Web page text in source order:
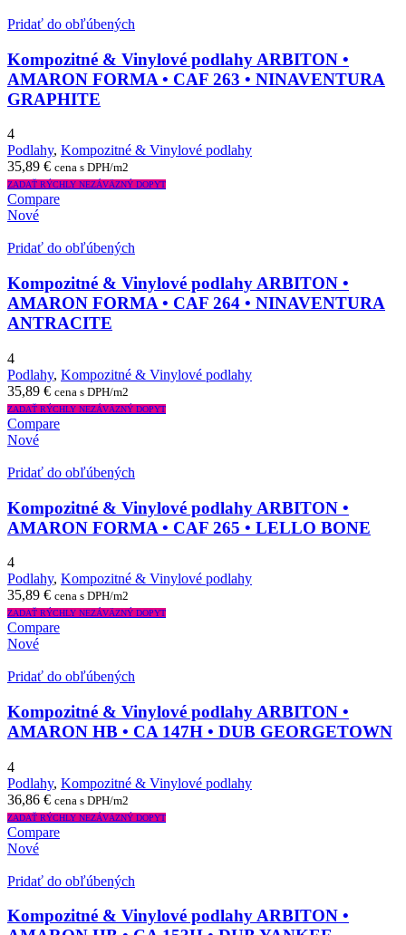
Pridať do obľúbených
Kompozitné & Vinylové podlahy ARBITON •
AMARON FORMA • CAF 263 • NINAVENTURA
GRAPHITE
4
Podlahy, Kompozitné & Vinylové podlahy
35,89 € cena s DPH/m2
ZADAŤ RÝCHLY NEZÁVÄZNÝ DOPYT
Compare
Nové
Pridať do obľúbených
Kompozitné & Vinylové podlahy ARBITON •
AMARON FORMA • CAF 264 • NINAVENTURA
ANTRACITE
4
Podlahy, Kompozitné & Vinylové podlahy
35,89 € cena s DPH/m2
ZADAŤ RÝCHLY NEZÁVÄZNÝ DOPYT
Compare
Nové
Pridať do obľúbených
Kompozitné & Vinylové podlahy ARBITON •
AMARON FORMA • CAF 265 • LELLO BONE
4
Podlahy, Kompozitné & Vinylové podlahy
35,89 € cena s DPH/m2
ZADAŤ RÝCHLY NEZÁVÄZNÝ DOPYT
Compare
Nové
Pridať do obľúbených
Kompozitné & Vinylové podlahy ARBITON •
AMARON HB • CA 147H • DUB GEORGETOWN
4
Podlahy, Kompozitné & Vinylové podlahy
36,86 € cena s DPH/m2
ZADAŤ RÝCHLY NEZÁVÄZNÝ DOPYT
Compare
Nové
Pridať do obľúbených
Kompozitné & Vinylové podlahy ARBITON •